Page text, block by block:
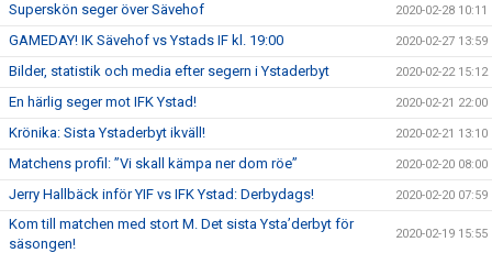
Superskön seger över Sävehof 2020-02-28 10:11
GAMEDAY! IK Sävehof vs Ystads IF kl. 19:00 2020-02-27 13:59
Bilder, statistik och media efter segern i Ystaderbyt 2020-02-22 15:12
En härlig seger mot IFK Ystad! 2020-02-21 22:00
Krönika: Sista Ystaderbyt ikväll! 2020-02-21 13:10
Matchens profil: ”Vi skall kämpa ner dom röe” 2020-02-20 08:00
Jerry Hallbäck inför YIF vs IFK Ystad: Derbydags! 2020-02-20 07:59
Kom till matchen med stort M. Det sista Ysta’derbyt för
säsongen!
2020-02-19 15:55